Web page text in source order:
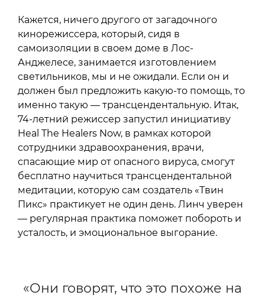
Кажется, ничего другого от загадочного
кинорежиссера, который, сидя в
самоизоляции в своем доме в Лос-
Анджелесе, занимается изготовлением
светильников, мы и не ожидали. Если он и
должен был предложить какую-то помощь, то
именно такую — трансцендентальную. Итак,
74-летний режиссер запустил инициативу
Heal The Healers Now, в рамках которой
сотрудники здравоохранения, врачи,
спасающие мир от опасного вируса, смогут
бесплатно научиться трансцендентальной
медитации, которую сам создатель «Твин
Пикс» практикует не один день. Линч уверен
— регулярная практика поможет побороть и
усталость, и эмоциональное выгорание.
«Они говорят, что это похоже на